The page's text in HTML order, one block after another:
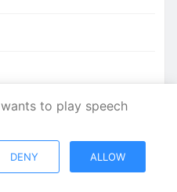
wants to play speech
DENY ALLOW